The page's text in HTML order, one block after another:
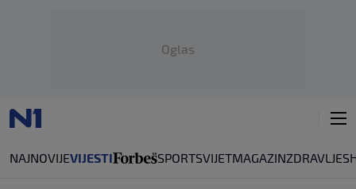
Oglas
NAJNOVIJEVIJESTI SPORTSVIJETMAGAZINZDRAVLJE